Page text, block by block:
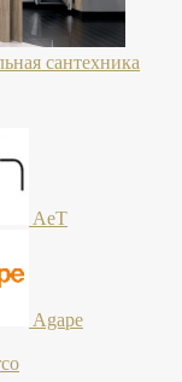
сантехника
AeT
Agape